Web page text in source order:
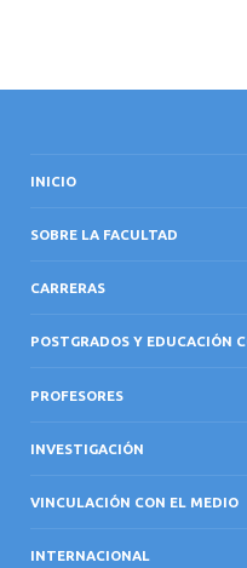
INICIO
SOBRE LA FACULTAD
CARRERAS
POSTGRADOS Y EDUCACIÓN
PROFESORES
INVESTIGACIÓN
VINCULACIÓN CON EL MEDIO
INTERNACIONAL